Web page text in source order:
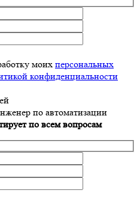
моих персональных
конфиденциальности
по автоматизации
по всем вопросам